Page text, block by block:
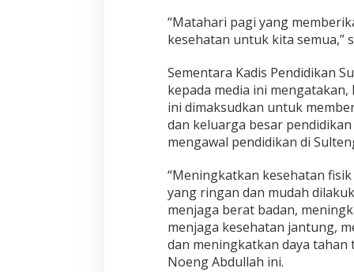
“Matahari pagi yang
kesehatan untuk kita semua,”
Sementara Kadis Pendidikan
kepada media ini
ini dimaksudkan untuk
dan keluarga besar
mengawal pendidikan di
“Meningkatkan kesehatan
yang ringan dan mudah
menjaga berat badan,
menjaga kesehatan jantung,
dan meningkatkan daya tahan
Noeng Abdullah ini.